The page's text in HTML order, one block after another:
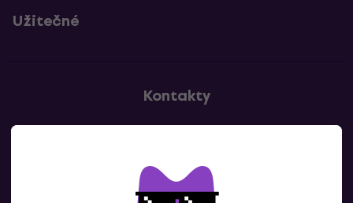
Užitečné
Kontakty